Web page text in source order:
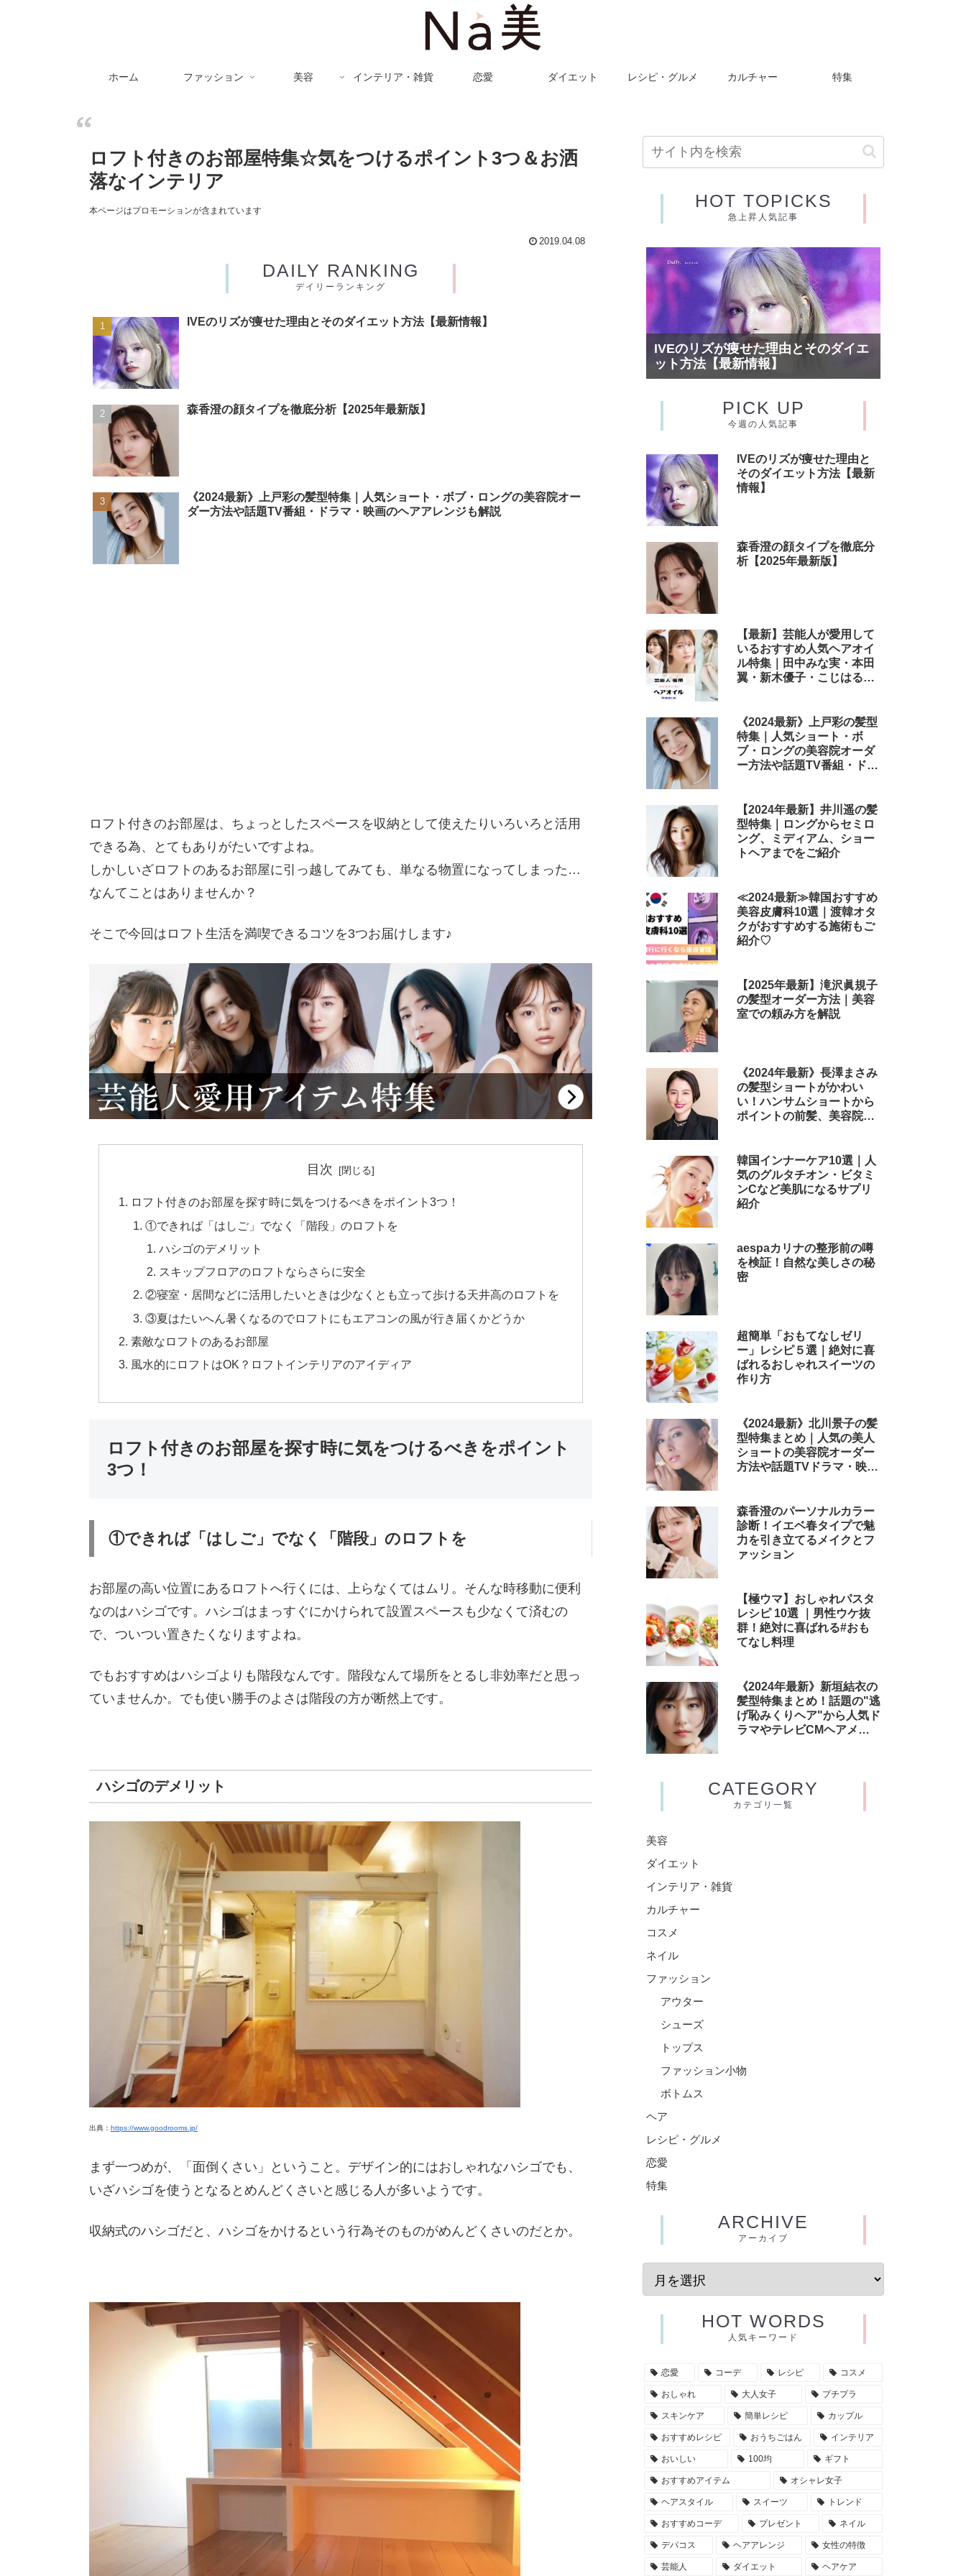
ホーム ファッション 美容 インテリア・雑貨 恋愛 ダイエット レシピ・グルメ カルチャー 特集
ロフト付きのお部屋特集☆気をつけるポイント3つ＆お洒
落なインテリア
本ページはプロモーションが含まれています
2019.04.08
DAILY RANKING
デイリーランキング
IVEのリズが痩せた理由とそのダイエット方法【最新情報】
森香澄の顔タイプを徹底分析【2025年最新版】
《2024最新》上戸彩の髪型特集｜人気ショート・ボブ・ロングの美容院オー
ダー方法や話題TV番組・ドラマ・映画のヘアアレンジも解説
ロフト付きのお部屋は、ちょっとしたスペースを収納として使えたりいろいろと活用
できる為、とてもありがたいですよね。
しかしいざロフトのあるお部屋に引っ越してみても、単なる物置になってしまった…
なんてことはありませんか？
そこで今回はロフト生活を満喫できるコツを3つお届けします♪
目次
ロフト付きのお部屋を探す時に気をつけるべきをポイント3つ！
①できれば「はしご」でなく「階段」のロフトを
ハシゴのデメリット
スキップフロアのロフトならさらに安全
②寝室・居間などに活用したいときは少なくとも立って歩ける天井高のロフトを
③夏はたいへん暑くなるのでロフトにもエアコンの風が行き届くかどうか
素敵なロフトのあるお部屋
風水的にロフトはOK？ロフトインテリアのアイディア
ロフト付きのお部屋を探す時に気をつけるべきをポイント
3つ！
①できれば「はしご」でなく「階段」のロフトを
お部屋の高い位置にあるロフトへ行くには、上らなくてはムリ。そんな時移動に便利
なのはハシゴです。ハシゴはまっすぐにかけられて設置スペースも少なくて済むの
で、ついつい置きたくなりますよね。
でもおすすめはハシゴよりも階段なんです。階段なんて場所をとるし非効率だと思っ
ていませんか。でも使い勝手のよさは階段の方が断然上です。
ハシゴのデメリット
出典： https://www.goodrooms.jp/
まず一つめが、「面倒くさい」ということ。デザイン的にはおしゃれなハシゴでも、
いざハシゴを使うとなるとめんどくさいと感じる人が多いようです。
収納式のハシゴだと、ハシゴをかけるという行為そのものがめんどくさいのだとか。
HOT TOPICKS
急上昇人気記事
IVEのリズが痩せた理由とそのダイエ
ット方法【最新情報】
PICK UP
今週の人気記事
IVEのリズが痩せた理由と
そのダイエット方法【最新
情報】
森香澄の顔タイプを徹底分
析【2025年最新版】
【最新】芸能人が愛用して
いるおすすめ人気ヘアオイ
ル特集｜田中みな実・本田
翼・新木優子・こじはる・
テムまとめ
《2024最新》上戸彩の髪型
特集｜人気ショート・ボ
ブ・ロングの美容院オーダ
ー方法や話題TV番組・ドラ
【2024年最新】井川遥の髪
型特集｜ロングからセミロ
ング、ミディアム、ショー
トヘアまでをご紹介
≪2024最新≫韓国おすすめ
美容皮膚科10選｜渡韓オタ
クがおすすめする施術もご
紹介♡
【2025年最新】滝沢眞規子
の髪型オーダー方法｜美容
室での頼み方を解説
《2024年最新》長澤まさみ
の髪型ショートがかわい
い！ハンサムショートから
ポイントの前髪、美容院で
韓国インナーケア10選｜人
気のグルタチオン・ビタミ
ンCなど美肌になるサプリ
紹介
aespaカリナの整形前の噂
を検証！自然な美しさの秘
密
超簡単「おもてなしゼリ
ー」レシピ５選｜絶対に喜
ばれるおしゃれスイーツの
作り方
《2024最新》北川景子の髪
型特集まとめ｜人気の美人
ショートの美容院オーダー
方法や話題TVドラマ・映画
森香澄のパーソナルカラー
診断！イエベ春タイプで魅
力を引き立てるメイクとフ
ァッション
【極ウマ】おしゃれパスタ
レシピ 10選 ｜男性ウケ抜
群！絶対に喜ばれる#おも
てなし料理
《2024年最新》新垣結衣の
髪型特集まとめ！話題の"逃
げ恥みくりヘア"から人気ド
ラマやテレビCMヘアメイ
CATEGORY
カテゴリ一覧
美容
ダイエット
インテリア・雑貨
カルチャー
コスメ
ネイル
ファッション
アウター
シューズ
トップス
ファッション小物
ボトムス
ヘア
レシピ・グルメ
恋愛
特集
ARCHIVE
アーカイブ
HOT WORDS
人気キーワード
恋愛 コーデ レシピ コスメ
おしゃれ 大人女子 プチプラ
スキンケア 簡単レシピ カップル
おすすめレシピ おうちごはん インテリア
おいしい 100均 ギフト
おすすめアイテム オシャレ女子
ヘアスタイル スイーツ トレンド
おすすめコーデ プレゼント ネイル
デパコス ヘアアレンジ 女性の特徴
芸能人 ダイエット ヘアケア